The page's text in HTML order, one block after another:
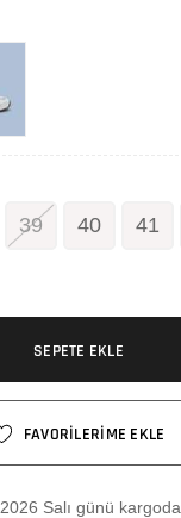
39 40 41
SEPETE EKLE
FAVORİLERİME EKLE
Salı günü kargoda.